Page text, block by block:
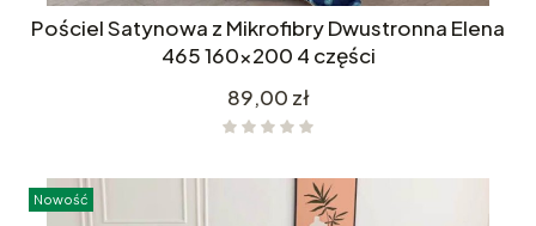
Pościel Satynowa z Mikrofibry Dwustronna Elena
465 160x200 4 części
Cena
89,00 zł
Nowość